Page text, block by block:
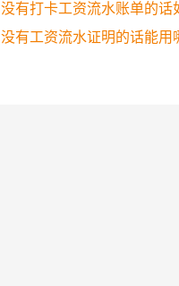
没有打卡工资流水账单的话
没有工资流水证明的话能用